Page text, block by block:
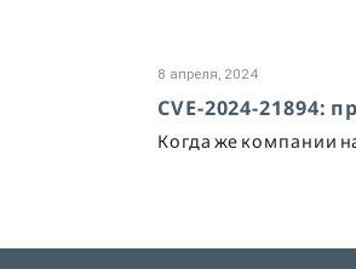
8 апреля, 2024
CVE-2024-21894:
Когда же компании